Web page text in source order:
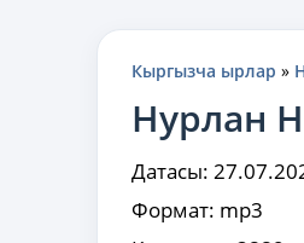
Кыргызча ырлар »
Нурлан
Датасы:
Формат: mp3